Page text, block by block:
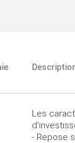
Les
- Repose